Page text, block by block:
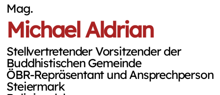
Mag.
Michael Aldrian
Stellvertretender Vorsitzender der
Buddhistischen Gemeinde
ÖBR-Repräsentant und Ansprechperson
Steiermark